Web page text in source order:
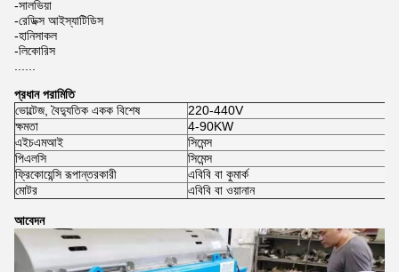
-সালভিয়া
-রেডিক্স আইস্যাটিডিস
-হানিসাকল
-লিকোরিস
প্রধান পরামিতি
ভোল্টেজ, বৈদ্যুতিক একক বিশেষ
220-440V
ক্ষমতা
4-90KW
এইচএমআই
সিমেন্স
পিএলসি
সিমেন্স
ফ্রিকোয়েন্সি রূপান্তরকারী
এবিবি বা কুমার্ক
মোটর
এবিবি বা ওয়ানান
আবেদন